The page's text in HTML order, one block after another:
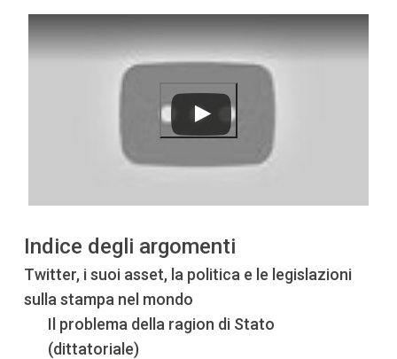
Indice degli argomenti
Twitter, i suoi asset, la politica e le legislazioni
sulla stampa nel mondo
Il problema della ragion di Stato
(dittatoriale)